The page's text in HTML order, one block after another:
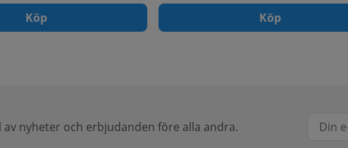
Köp
Köp
nyheter och erbjudanden före alla andra.